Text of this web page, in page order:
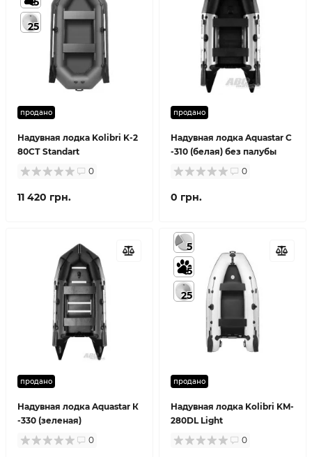
продано
Надувная лодка Kolibri K-2
80СТ Standart
25
0
11 420 грн.
продано
Надувная лодка Aquastar С
-310 (белая) без палубы
0
0 грн.
продано
Надувная лодка Aquastar К
-330 (зеленая)
0
продано
Надувная лодка Kolibri KM-
280DL Light
5
5
25
0